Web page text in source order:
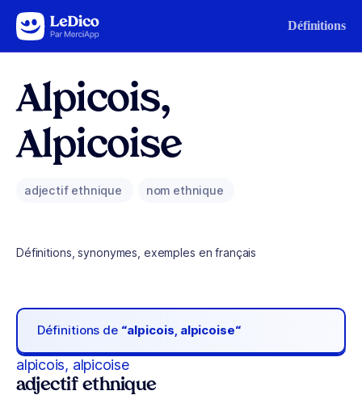
Aller au contenu Définitions
Alpicois,
Alpicoise
adjectif ethnique nom ethnique
Définitions, synonymes, exemples en français
Définitions de “alpicois, alpicoise“
alpicois, alpicoise
adjectif ethnique